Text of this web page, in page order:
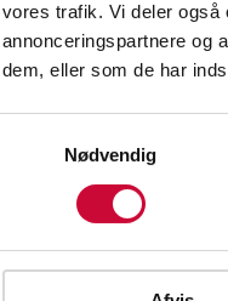
vores trafik. Vi deler også
annonceringspartnere og
dem, eller som de har
Nødvendig